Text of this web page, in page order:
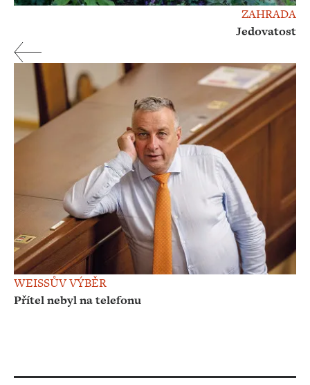
ZAHRADA
Jedovatost
WEISSŮV VÝBĚR
Přítel nebyl na telefonu